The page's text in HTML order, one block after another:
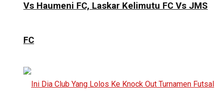
Vs Haumeni FC, Laskar Kelimutu FC Vs JMS
FC